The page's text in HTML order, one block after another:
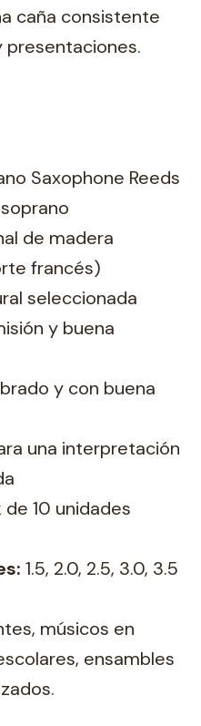
caña consistente
presentaciones.
Saxophone Reeds
de madera
francés)
seleccionada
y buena
y con buena
una interpretación
de 10 unidades
1.5, 2.0, 2.5, 3.0, 3.5
músicos en
ensambles